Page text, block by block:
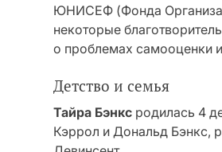
ЮНИСЕФ (Фонда
некоторые
о проблемах самооценки
Детство и семья
Тайра Бэнкс родилась 4
Кэррол и Дональд Бэнкс,